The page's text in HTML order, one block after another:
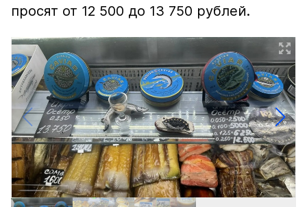
просят от 12 500 до 13 750 рублей.